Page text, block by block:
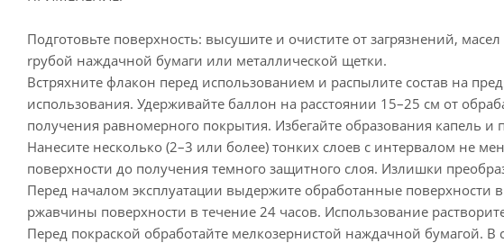
Подготовьте поверхность: высушите и очистите от загрязнений,
rpубой наждачной бумаги или металлической щетки.
Встряхните флакон перед использованием и распылите состав на
использования. Удерживайте баллон на расстоянии 15–25 см от
получения равномерного покрытия. Избегайте образования капель и
Нанесите несколько (2–3 или более) тонких слоев с интервалом не
поверхности до получения темного защитного слоя. Излишки
Перед началом эксплуатации выдержите обработанные поверхности
ржавчины поверхности в течение 24 часов. Использование
Перед покраской обработайте мелкозернистой наждачной бумагой.